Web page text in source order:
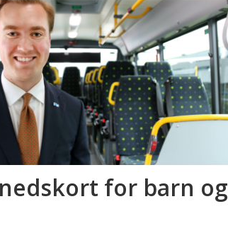
for barn og